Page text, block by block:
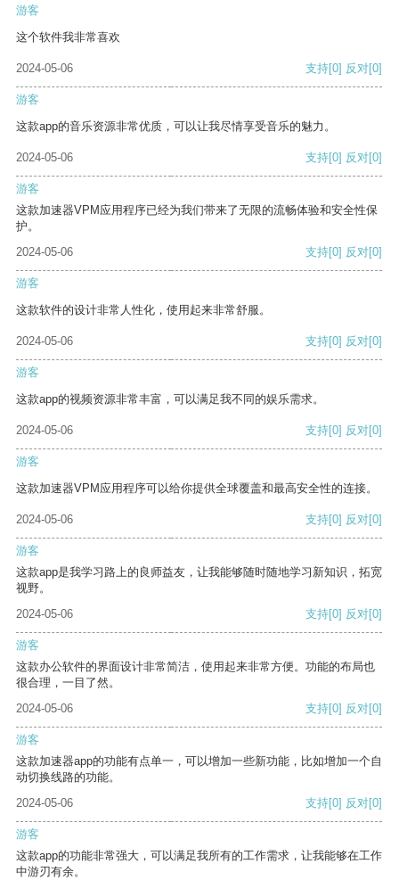
游客
这个软件我非常喜欢
2024-05-06 支持[0] 反对[0]
游客
这款app的音乐资源非常优质，可以让我尽情享受音乐的魅力。
2024-05-06 支持[0] 反对[0]
游客
这款加速器VPM应用程序已经为我们带来了无限的流畅体验和安全性保
护。
2024-05-06
支持[0] 反对[0]
游客
这款软件的设计非常人性化，使用起来非常舒服。
2024-05-06 支持[0] 反对[0]
游客
这款app的视频资源非常丰富，可以满足我不同的娱乐需求。
2024-05-06 支持[0] 反对[0]
游客
这款加速器VPM应用程序可以给你提供全球覆盖和最高安全性的连接。
2024-05-06 支持[0] 反对[0]
游客
这款app是我学习路上的良师益友，让我能够随时随地学习新知识，拓宽
视野。
2024-05-06
支持[0] 反对[0]
游客
这款办公软件的界面设计非常简洁，使用起来非常方便。功能的布局也
很合理，一目了然。
2024-05-06
支持[0] 反对[0]
游客
这款加速器app的功能有点单一，可以增加一些新功能，比如增加一个自
动切换线路的功能。
2024-05-06
支持[0] 反对[0]
游客
这款app的功能非常强大，可以满足我所有的工作需求，让我能够在工作
中游刃有余。